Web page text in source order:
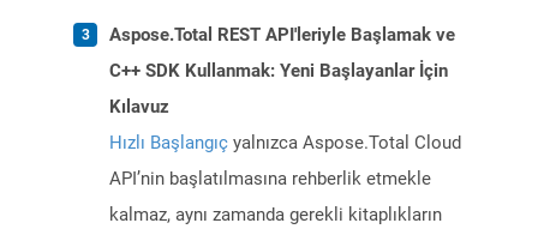
Aspose.Total REST API'leriyle Başlamak ve
C++ SDK Kullanmak: Yeni Başlayanlar İçin
Kılavuz
Hızlı Başlangıç yalnızca Aspose.Total Cloud
API’nin başlatılmasına rehberlik etmekle
kalmaz, aynı zamanda gerekli kitaplıkların